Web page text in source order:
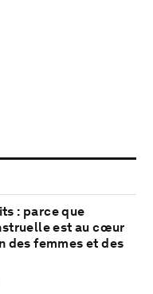
: parce que
est au cœur
des femmes et des